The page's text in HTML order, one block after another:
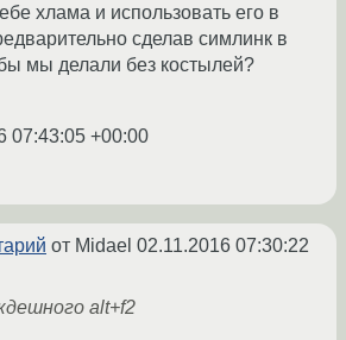
хлама и использовать его в
сделав симлинк в
мы делали без костылей?
07:43:05 +00:00
от Midael 02.11.2016 07:30:22
alt+f2